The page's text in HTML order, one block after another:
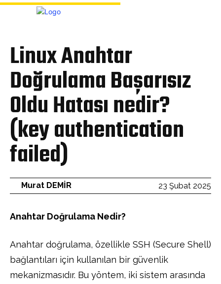
Linux Anahtar
Doğrulama Başarısız
Oldu Hatası nedir?
(key authentication
failed)
23 Şubat 2025
Murat DEMİR
Anahtar Doğrulama Nedir?
Anahtar doğrulama, özellikle SSH (Secure Shell)
bağlantıları için kullanılan bir güvenlik
mekanizmasıdır. Bu yöntem, iki sistem arasında